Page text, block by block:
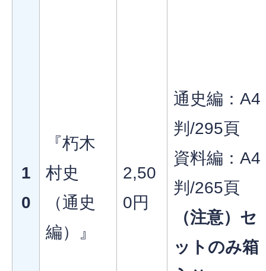
1
0
『朽木
村史
（通史
編）』
2,50
0円
通史編：A4
判/295頁
資料編：A4
判/265頁
（注意）セ
ットのみ箱